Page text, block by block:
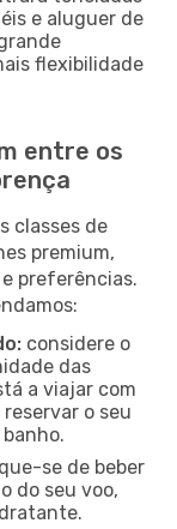
e aluguer de
flexibilidade
entre os
classes de
premium,
preferências.
considere o
das
a viajar com
o seu
se de beber
do seu voo,